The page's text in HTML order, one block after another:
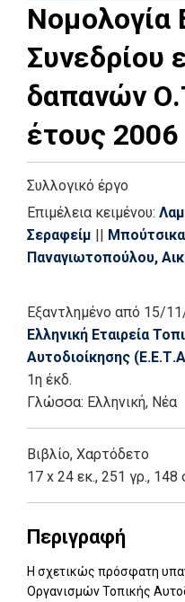
Νομολογία
Συνεδρίου
δαπανών
έτους 2006
Συλλογικό έργο
Επιμέλεια κειμένου:
Σεραφείμ ||
Παναγιωτοπούλου,
Εξαντλημένο από 15/
Ελληνική Εταιρεία
Αυτοδιοίκησης
1η έκδ.
Γλώσσα: Ελληνική, Νέα
Βιβλίο, Χαρτόδετο
17 x 24 εκ., 251 γρ., 148
Περιγραφή
Η σχετικώς πρόσφατη
Οργανισμών Τοπικής